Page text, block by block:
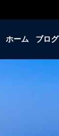
ホーム ブログ